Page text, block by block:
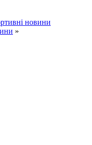
новини
»